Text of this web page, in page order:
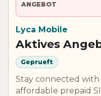
ANGEBOT
Lyca Mobile
Aktives
Geprueft
Stay connected with
affordable prepaid